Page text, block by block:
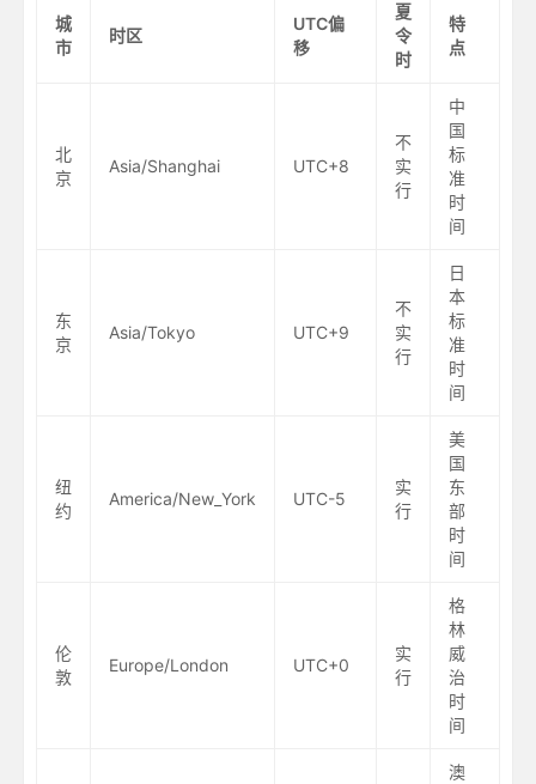
城
市
时区
UTC偏
移
夏
令
时
特
点
北
京
Asia/Shanghai UTC+8
不
实
行
中
国
标
准
时
间
东
京
Asia/Tokyo UTC+9
不
实
行
日
本
标
准
时
间
纽
约
America/New_York UTC-5
实
行
美
国
东
部
时
间
伦
敦
Europe/London UTC+0
实
行
格
林
威
治
时
间
澳